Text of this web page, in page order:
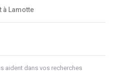
à Lamotte
aident dans vos recherches